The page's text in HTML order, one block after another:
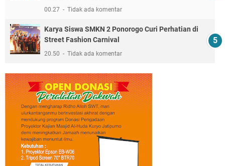
00.27 Tidak ada komentar
Karya Siswa SMKN 2 Ponorogo Curi Perhatian di
Street Fashion Carnival
20.50 Tidak ada komentar